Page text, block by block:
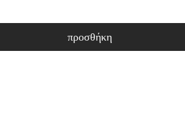
προσθήκη